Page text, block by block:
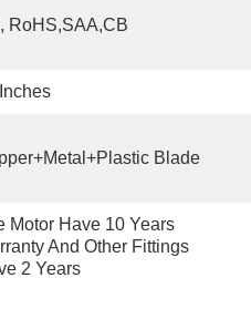
RoHS,SAA,CB
Blade
Motor Have 10 Years
And Other Fittings
2 Years